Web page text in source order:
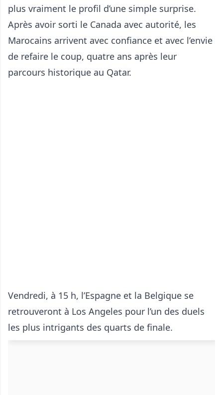
plus vraiment le profil d’une simple surprise.
Après avoir sorti le Canada avec autorité, les
Marocains arrivent avec confiance et avec l’envie
de refaire le coup, quatre ans après leur
parcours historique au Qatar.
Vendredi, à 15 h, l’Espagne et la Belgique se
retrouveront à Los Angeles pour l’un des duels
les plus intrigants des quarts de finale.